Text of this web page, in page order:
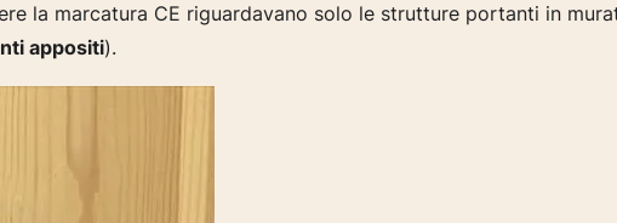
la marcatura CE riguardavano solo le strutture portanti in
appositi).